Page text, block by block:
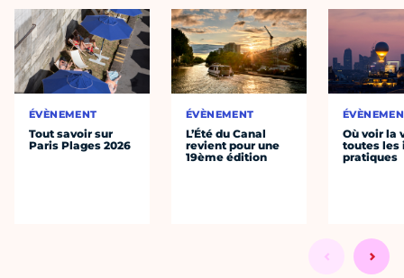
ÉVÈNEMENT
Tout savoir sur
Paris Plages 2026
ÉVÈNEMENT
L’Été du Canal
revient pour une
19ème édition
Où voir la
toutes les
pratiques